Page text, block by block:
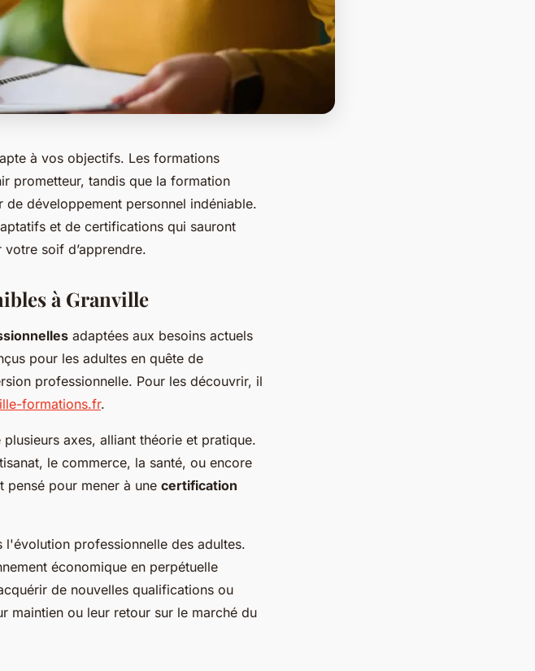
à vos objectifs. Les formations
prometteur, tandis que la formation
développement personnel indéniable.
et de certifications qui sauront
soif d’apprendre.
à Granville
adaptées aux besoins actuels
pour les adultes en quête de
professionnelle. Pour les découvrir, il
formations.fr.
axes, alliant théorie et pratique.
le commerce, la santé, ou encore
pensé pour mener à une certification
l'évolution professionnelle des adultes.
économique en perpétuelle
de nouvelles qualifications ou
maintien ou leur retour sur le marché du